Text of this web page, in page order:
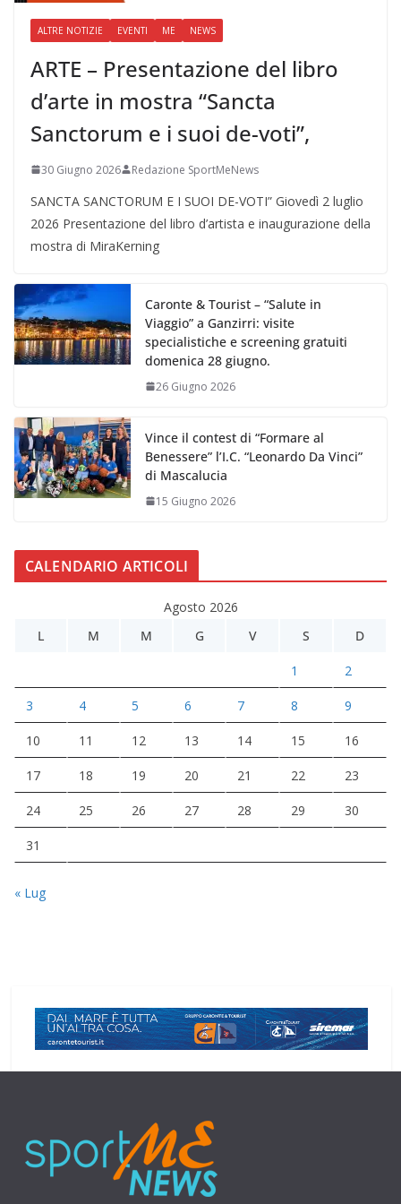
ALTRE NOTIZIE EVENTI ME NEWS
ARTE – Presentazione del libro
d’arte in mostra “Sancta
Sanctorum e i suoi de-voti”,
30 Giugno 2026 Redazione SportMeNews
SANCTA SANCTORUM E I SUOI DE-VOTI” Giovedì 2 luglio
2026 Presentazione del libro d’artista e inaugurazione della
mostra di MiraKerning
Caronte & Tourist – “Salute in
Viaggio” a Ganzirri: visite
specialistiche e screening gratuiti
domenica 28 giugno.
26 Giugno 2026
Vince il contest di “Formare al
Benessere” l’I.C. “Leonardo Da Vinci”
di Mascalucia
15 Giugno 2026
CALENDARIO ARTICOLI
Agosto 2026
L
M M G V S D
1 2
3 4 5 6 7 8 9
10 11 12 13 14 15 16
17 18 19 20 21 22 23
24 25 26 27 28 29 30
31
« Lug